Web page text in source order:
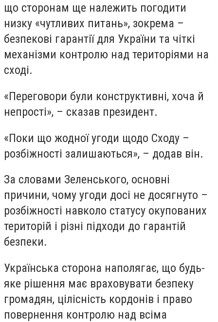
що сторонам ще належить погодити
низку «чутливих питань», зокрема –
безпекові гарантії для України та чіткі
механізми контролю над територіями на
сході.
«Переговори були конструктивні, хоча й
непрості», – сказав президент.
«Поки що жодної угоди щодо Сходу –
розбіжності залишаються», – додав він.
За словами Зеленського, основні
причини, чому угоди досі не досягнуто –
розбіжності навколо статусу окупованих
територій і різні підходи до гарантій
безпеки.
Українська сторона наполягає, що будь-
яке рішення має враховувати безпеку
громадян, цілісність кордонів і право
повернення контролю над всіма